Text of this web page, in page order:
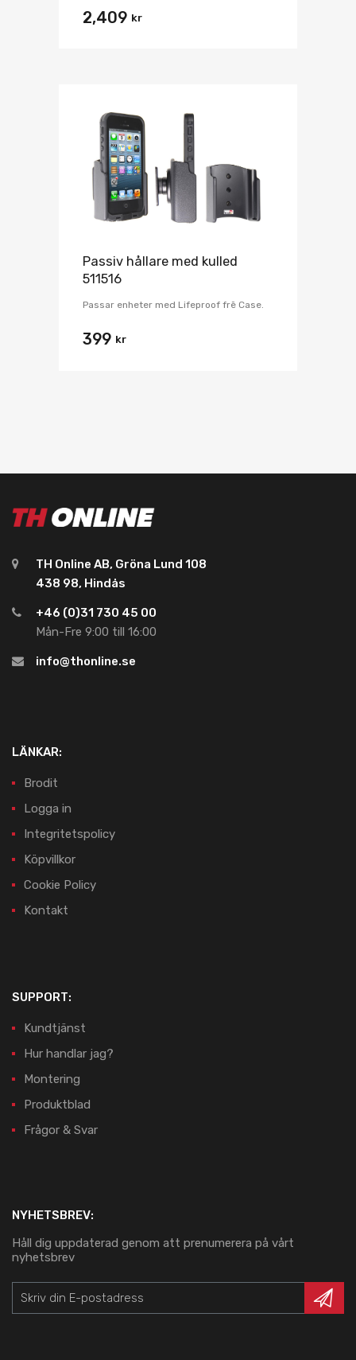
2,409 kr
Passiv hållare med kulled
511516
Passar enheter med Lifeproof frē Case.
399 kr
TH Online AB, Gröna Lund 108
438 98, Hindås
+46 (0)31 730 45 00
Mån-Fre 9:00 till 16:00
info@thonline.se
LÄNKAR:
Brodit
Logga in
Integritetspolicy
Köpvillkor
Cookie Policy
Kontakt
SUPPORT:
Kundtjänst
Hur handlar jag?
Montering
Produktblad
Frågor & Svar
NYHETSBREV:
Håll dig uppdaterad genom att prenumerera på vårt
nyhetsbrev